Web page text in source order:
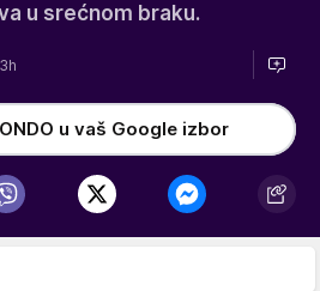
u srećnom braku.
u vaš Google izbor